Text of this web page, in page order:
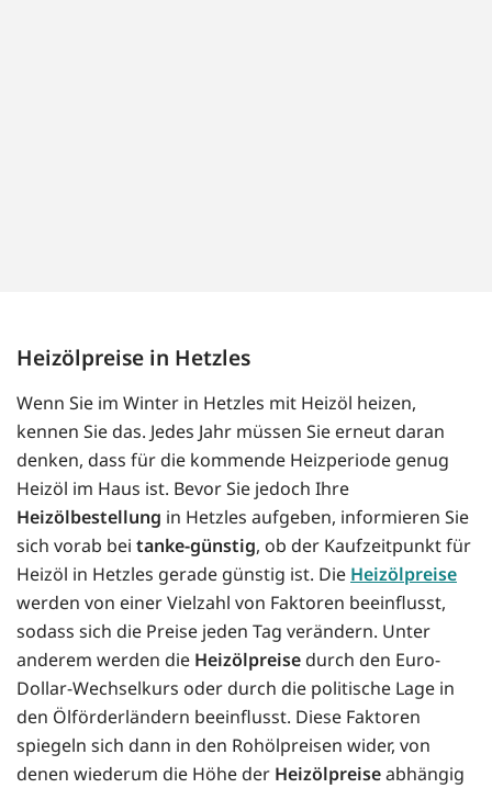
Heizölpreise in Hetzles
Wenn Sie im Winter in Hetzles mit Heizöl heizen,
kennen Sie das. Jedes Jahr müssen Sie erneut daran
denken, dass für die kommende Heizperiode genug
Heizöl im Haus ist. Bevor Sie jedoch Ihre
Heizölbestellung in Hetzles aufgeben, informieren Sie
sich vorab bei tanke-günstig, ob der Kaufzeitpunkt für
Heizöl in Hetzles gerade günstig ist. Die Heizölpreise
werden von einer Vielzahl von Faktoren beeinflusst,
sodass sich die Preise jeden Tag verändern. Unter
anderem werden die Heizölpreise durch den Euro-
Dollar-Wechselkurs oder durch die politische Lage in
den Ölförderländern beeinflusst. Diese Faktoren
spiegeln sich dann in den Rohölpreisen wider, von
denen wiederum die Höhe der Heizölpreiseabhängig